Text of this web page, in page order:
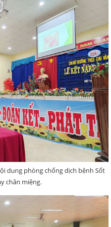
dung phòng chống dịch bệnh Sốt
chân miệng.